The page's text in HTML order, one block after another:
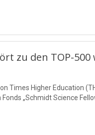
zu den TOP-
Times Higher Education
„Schmidt Science